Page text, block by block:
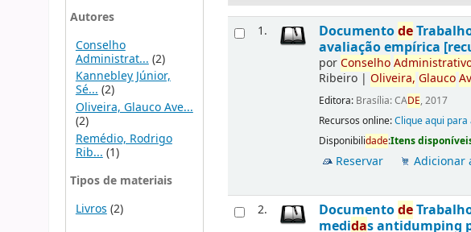
Autores
Conselho
Administrat... (2)
Kannebley Júnior,
Sé...(2)
Oliveira, Glauco Ave...
(2)
Remédio, Rodrigo
Rib... (1)
Tipos de materiais
Livros (2)
1. Documentode
avaliação empírica
porConselho
Ribeiro |Oliveira, Glauco
Editora: Brasília: CADE, 2017
Recursos online:Clique aqui
Disponibilidade:Itens
Reservar Adicionar
2. Documentode
medidas antidumping